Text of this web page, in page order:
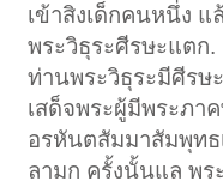
เข้าสิงเด็กคนหนึ่ง
พระวิธุระศีรษะแตก
ท่านพระวิธุระมีศีรษ
เสด็จพระผู้มีพระภา
อรหันตสัมมาสัมพุทธ
ลามก ครั้งนั้นแล พร